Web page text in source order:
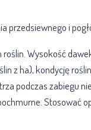
przedsiewnego i
Wysokość
z ha), kondycję
podczas zabiegu
Stosować